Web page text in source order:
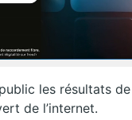
les résultats
de l’internet.